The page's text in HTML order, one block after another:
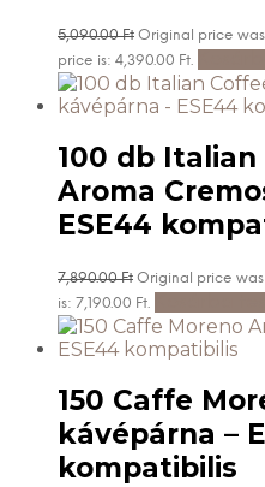
5,090.00Ft Original price
price is: 4,390.00 Ft.
100 db
Aroma
ESE44
7,890.00Ft Original price
is: 7,190.00 Ft.
150 Caffe
kávépárna –
kompatibilis